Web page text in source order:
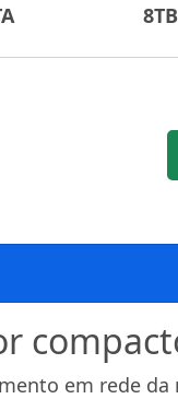
8TB
em rede